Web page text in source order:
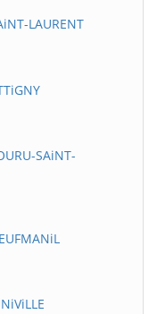
LAURENT
SAiNT-